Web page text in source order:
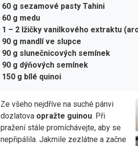
60 g sezamové pasty Tahini
60 g medu
1 – 2 lžičky vanilkového extraktu
90 g mandlí ve slupce
90 g slunečnicových semínek
90 g dýňových semínek
150 g bílé quinoi
Ze všeho nejdříve na suché pánvi
dozlatova opražte guinou. Při
pražení stále promíchávejte, aby se
nepřipálila. Jakmile zezlátne a začne